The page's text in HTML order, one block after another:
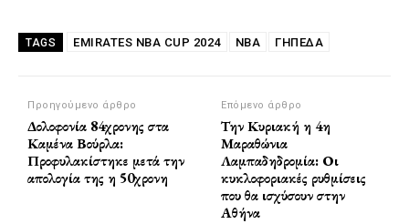
TAGS EMIRATES NBA CUP 2024 NBA ΓΗΠΕΔΑ
Προηγούμενο άρθρο
Δολοφονία 84χρονης στα
Καμένα Βούρλα:
Προφυλακίστηκε μετά την
απολογία της η 50χρονη
Επόμενο άρθρο
Την Κυριακή η 4η
Μαραθώνια
Λαμπαδηδρομία: Οι
κυκλοφοριακές ρυθμίσεις
που θα ισχύσουν στην
Αθήνα